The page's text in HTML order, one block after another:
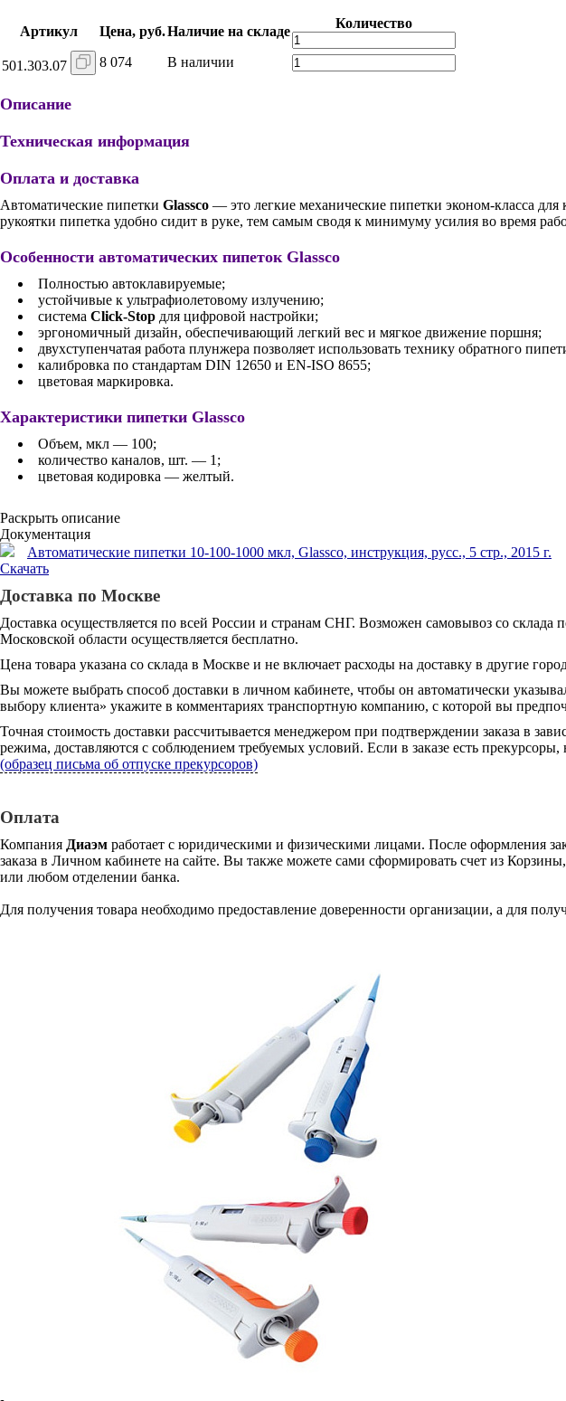
Артикул Цена, руб.Наличие на складе
Количество
501.303.07 8 074 В наличии
Описание
Техническая информация
Оплата и доставка
Автоматические пипетки Glassco — это легкие механические пипетки эконом-класса
рукоятки пипетка удобно сидит в руке, тем самым сводя к минимуму усилия во время
Особенности автоматических пипеток Glassco
Полностью автоклавируемые;
устойчивые к ультрафиолетовому излучению;
система Click-Stop для цифровой настройки;
эргономичный дизайн, обеспечивающий легкий вес и мягкое движение поршня;
двухступенчатая работа плунжера позволяет использовать технику обратного
калибровка по стандартам DIN 12650 и EN-ISO 8655;
цветовая маркировка.
Характеристики пипетки Glassco
Объем, мкл — 100;
количество каналов, шт. — 1;
цветовая кодировка — желтый.
Раскрыть описание
Документация
Автоматические пипетки 10-100-1000 мкл, Glassco, инструкция, русс., 5 стр., 2015 г.
Скачать
Доставка по Москве
Доставка осуществляется по всей России и странам СНГ. Возможен самовывоз со склада
Московской области осуществляется бесплатно.
Цена товара указана со склада в Москве и не включает расходы на доставку в другие
Вы можете выбрать способ доставки в личном кабинете, чтобы он автоматически
выбору клиента» укажите в комментариях транспортную компанию, с которой вы
Точная стоимость доставки рассчитывается менеджером при подтверждении заказа в
режима, доставляются с соблюдением требуемых условий. Если в заказе есть
(образец письма об отпуске прекурсоров)
Оплата
Компания Диаэм работает с юридическими и физическими лицами. После оформления
заказа в Личном кабинете на сайте. Вы также можете сами сформировать счет из
или любом отделении банка.
Для получения товара необходимо предоставление доверенности организации, а для